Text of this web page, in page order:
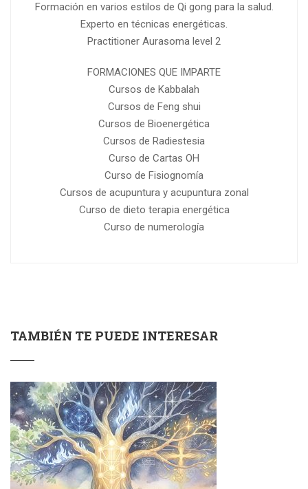
Formación en varios estilos de Qi gong para la salud.
Experto en técnicas energéticas.
Practitioner Aurasoma level 2
FORMACIONES QUE IMPARTE
Cursos de Kabbalah
Cursos de Feng shui
Cursos de Bioenergética
Cursos de Radiestesia
Curso de Cartas OH
Curso de Fisiognomía
Cursos de acupuntura y acupuntura zonal
Curso de dieto terapia energética
Curso de numerología
TAMBIÉN TE PUEDE INTERESAR